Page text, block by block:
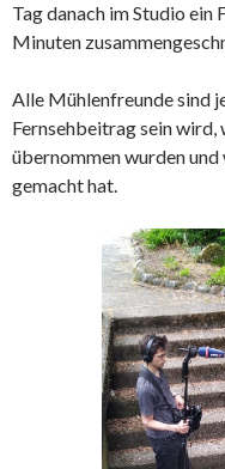
Tag danach im Studio ein
Minuten
Alle Mühlenfreunde sind
Fernsehbeitrag sein
übernommen wurden
gemacht hat.